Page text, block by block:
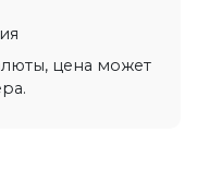
цена может